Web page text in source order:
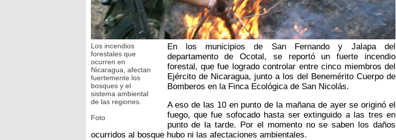
Los incendios
forestales que
ocurren en
Nicaragua, afectan
fuertemente los
bosques y el
sistema ambiental
de las regiones.
Foto
En los municipios de San Fernando y Jalapa del
departamento de Ocotal, se reportó un fuerte incendio
forestal, que fue logrado controlar entre cinco miembros del
Ejército de Nicaragua, junto a los del Benemérito Cuerpo de
Bomberos en la Finca Ecológica de San Nicolás.
A eso de las 10 en punto de la mañana de ayer se originó el
fuego, que fue sofocado hasta ser extinguido a las tres en
punto de la tarde. Por el momento no se saben los daños
ocurridos al bosque hubo ni las afectaciones ambientales.